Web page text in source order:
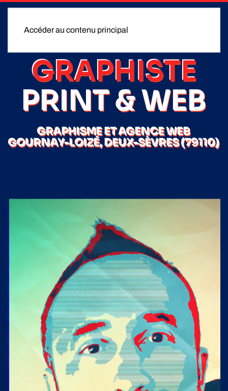
Accéder au contenu principal
GRAPHISTE
PRINT & WEB
GRAPHISME ET AGENCE WEB
GOURNAY-LOIZÉ, DEUX-SÈVRES (79110)